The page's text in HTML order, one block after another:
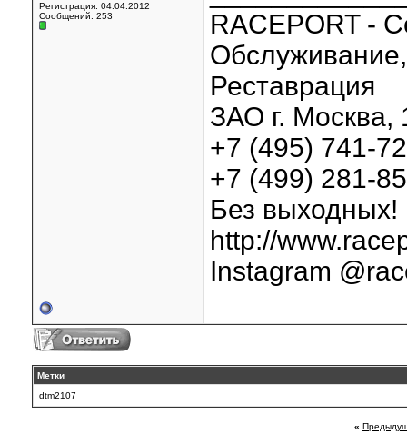
Регистрация: 04.04.2012
Сообщений: 253
RACEPORT -
Реставрация
ЗАО г. Москва,
+7 (495) 741-
+7 (499) 281-
Без выходных!
http://
Instagram
Метки
dtm2107
«